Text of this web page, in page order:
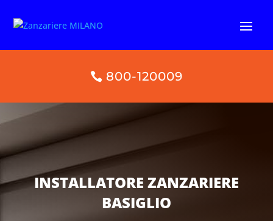
800-120009
INSTALLATORE ZANZARIERE
BASIGLIO